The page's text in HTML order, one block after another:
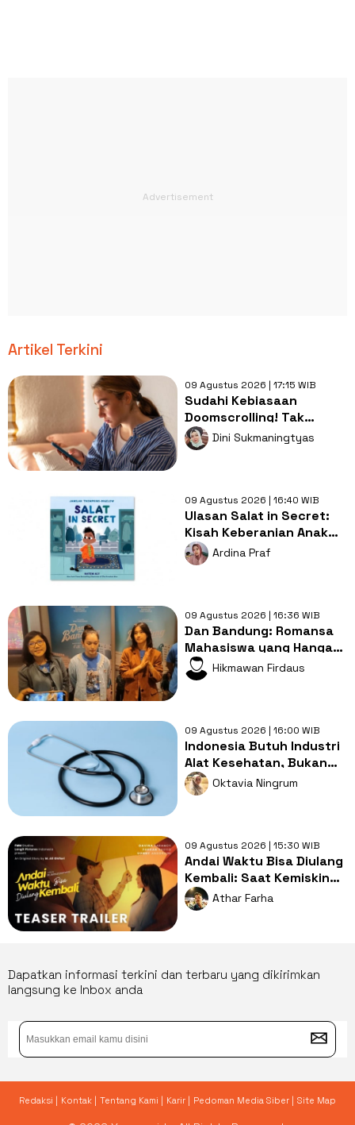
Artikel Terkini
09 Agustus 2026 | 17:15 WIB
Sudahi Kebiasaan
Doomscrolling! Tak
Semua Hal di Internet
Perlu Diikuti
Dini Sukmaningtyas
09 Agustus 2026 | 16:40 WIB
Ulasan Salat in Secret:
Kisah Keberanian Anak
Muslim yang
Menginspirasi
Ardina Praf
09 Agustus 2026 | 16:36 WIB
Dan Bandung: Romansa
Mahasiswa yang Hangat
dengan Bumbu
Persahabatan yang
Hikmawan Firdaus
09 Agustus 2026 | 16:00 WIB
Indonesia Butuh Industri
Alat Kesehatan, Bukan
Sekadar Pasar Impor
Oktavia Ningrum
09 Agustus 2026 | 15:30 WIB
Andai Waktu Bisa Diulang
Kembali: Saat Kemiskinan
Merampas Kebebasan
Cinta
Athar Farha
Dapatkan informasi terkini dan terbaru yang dikirimkan
langsung ke Inbox anda
Redaksi | Kontak | Tentang Kami | Karir | Pedoman Media Siber | Site Map